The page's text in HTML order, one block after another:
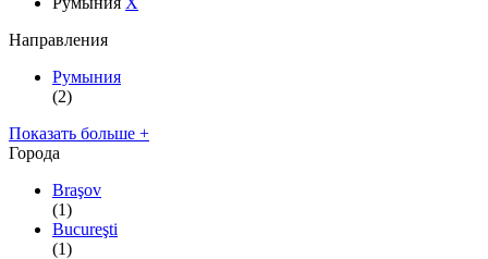
Направления
Румыния
(2)
Показать больше +
Города
Braşov
(1)
Bucureşti
(1)